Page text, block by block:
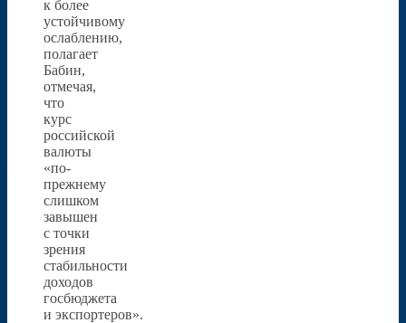
к более
устойчивому
ослаблению,
полагает
Бабин,
отмечая,
что
курс
российской
валюты
«по-
прежнему
слишком
завышен
с точки
зрения
стабильности
доходов
госбюджета
и экспортеров».